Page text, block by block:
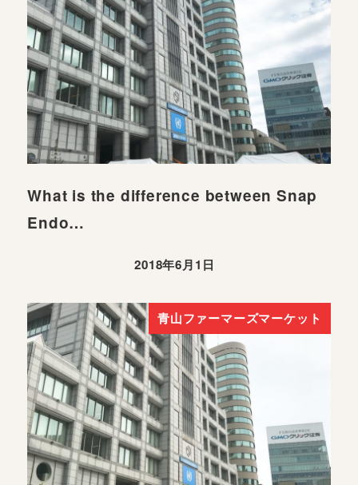
What is the difference between Snap
Endo…
2018年6月1日
青山ファーマーズマーケット